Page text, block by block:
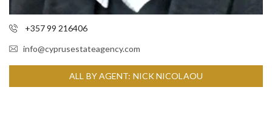
+357 99 216406
info@cyprusestateagency.com
ALL BY AGENT: NICK NICOLAOU